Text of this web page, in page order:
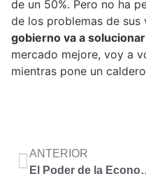
de un 50%. Pero no ha
de los problemas de sus
gobierno va a
mercado mejore, voy a
mientras pone un
ANTERIOR
El